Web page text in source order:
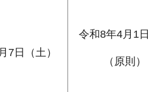
7日（土）
令和8年4月1
（原則）